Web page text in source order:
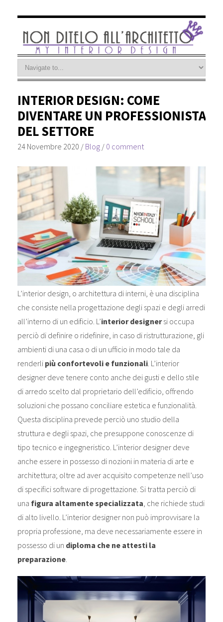
INTERIOR DESIGN: COME
DIVENTARE UN PROFESSIONISTA
DEL SETTORE
24 Novembre 2020 / Blog/ 0 comment
L’interior design, o architettura di interni, è una disciplina
che consiste nella progettazione degli spazi e degli arredi
all’interno di un edificio. L’interior designersi occupa
perciò di definire o ridefinire, in caso di ristrutturazione, gli
ambienti di una casa o di un ufficio in modo tale da
renderli più confortevoli e funzionali. L’interior
designer deve tenere conto anche dei gusti e dello stile
di arredo scelto dal proprietario dell’edificio, offrendo
soluzioni che possano conciliare estetica e funzionalità.
Questa disciplina prevede perciò uno studio della
struttura e degli spazi, che presuppone conoscenze di
tipo tecnico e ingegneristico. L’interior designer deve
anche essere in possesso di nozioni in materia di arte e
architettura; oltre ad aver acquisito competenze nell’uso
di specifici software di progettazione. Si tratta perciò di
una figura altamente specializzata , che richiede studi
di alto livello. L’interior designer non può improvvisare la
propria professione, ma deve necessariamente essere in
possesso di un diploma che ne attesti la
preparazione.